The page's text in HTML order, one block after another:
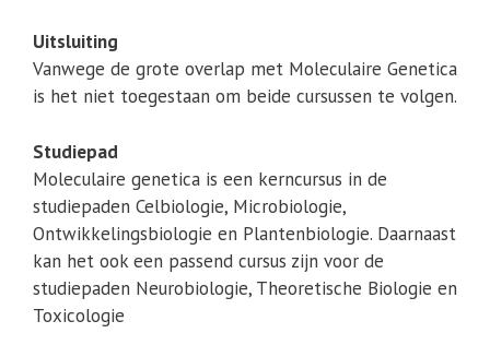
Uitsluiting
Vanwege de grote overlap met Moleculaire Genetica
is het niet toegestaan om beide cursussen te volgen.
Studiepad
Moleculaire genetica is een kerncursus in de
studiepaden Celbiologie, Microbiologie,
Ontwikkelingsbiologie en Plantenbiologie. Daarnaast
kan het ook een passend cursus zijn voor de
studiepaden Neurobiologie, Theoretische Biologie en
Toxicologie